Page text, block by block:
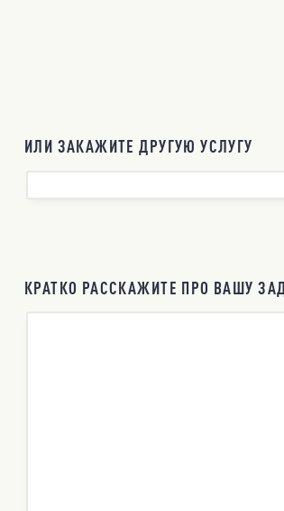
ИЛИ ЗАКАЖИТЕ ДРУГУЮ УСЛУГУ
КРАТКО РАССКАЖИТЕ ПРО ВАШУ